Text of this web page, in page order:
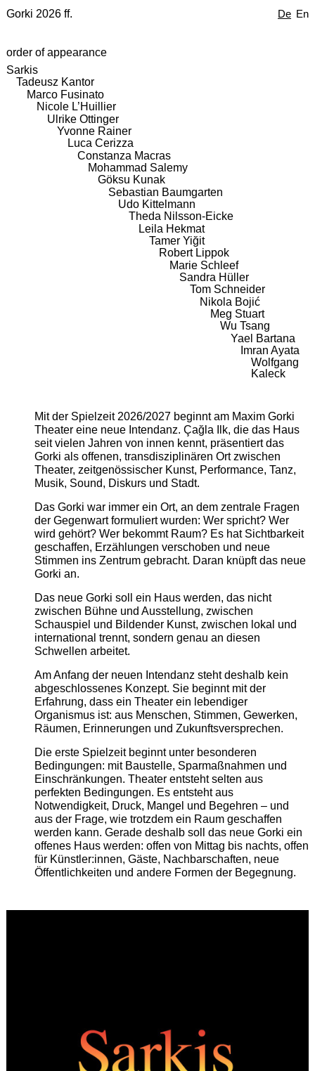
De En
Gorki 2026 ff.
order of appearance
Sarkis
Tadeusz Kantor
Marco Fusinato
Nicole L’Huillier
Ulrike Ottinger
Yvonne Rainer
Luca Cerizza
Constanza Macras
Mohammad Salemy
Göksu Kunak
Sebastian Baumgarten
Udo Kittelmann
Theda Nilsson-Eicke
Leila Hekmat
Tamer Yiğit
Robert Lippok
Marie Schleef
Sandra Hüller
Tom Schneider
Nikola Bojić
Meg Stuart
Wu Tsang
Yael Bartana
Imran Ayata
Wolfgang
Kaleck
Mit der Spielzeit 2026/2027 beginnt am Maxim Gorki
Theater eine neue Intendanz. Çağla Ilk, die das Haus
seit vielen Jahren von innen kennt, präsentiert das
Gorki als offenen, transdisziplinären Ort zwischen
Theater, zeitgenössischer Kunst, Performance, Tanz,
Musik, Sound, Diskurs und Stadt.
Das Gorki war immer ein Ort, an dem zentrale Fragen
der Gegenwart formuliert wurden: Wer spricht? Wer
wird gehört? Wer bekommt Raum? Es hat Sichtbarkeit
geschaffen, Erzählungen verschoben und neue
Stimmen ins Zentrum gebracht. Daran knüpft das neue
Gorki an.
Das neue Gorki soll ein Haus werden, das nicht
zwischen Bühne und Ausstellung, zwischen
Schauspiel und Bildender Kunst, zwischen lokal und
international trennt, sondern genau an diesen
Schwellen arbeitet.
Am Anfang der neuen Intendanz steht deshalb kein
abgeschlossenes Konzept. Sie beginnt mit der
Erfahrung, dass ein Theater ein lebendiger
Organismus ist: aus Menschen, Stimmen, Gewerken,
Räumen, Erinnerungen und Zukunftsversprechen.
Die erste Spielzeit beginnt unter besonderen
Bedingungen: mit Baustelle, Sparmaßnahmen und
Einschränkungen. Theater entsteht selten aus
perfekten Bedingungen. Es entsteht aus
Notwendigkeit, Druck, Mangel und Begehren – und
aus der Frage, wie trotzdem ein Raum geschaffen
werden kann. Gerade deshalb soll das neue Gorki ein
offenes Haus werden: offen von Mittag bis nachts, offen
für Künstler:innen, Gäste, Nachbarschaften, neue
Öffentlichkeiten und andere Formen der Begegnung.